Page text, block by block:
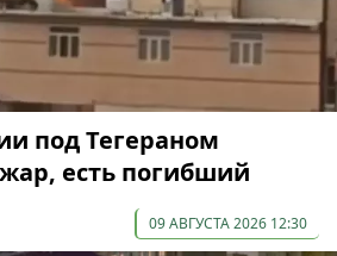
под Тегераном
есть погибший
09 АВГУСТА 2026 12:30